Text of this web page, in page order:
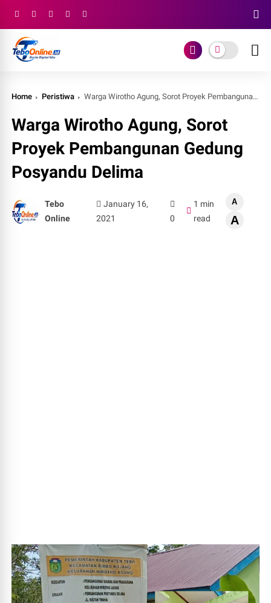
Home Peristiwa Warga Wirotho Agung, Sorot Proyek Pembangunan Gedung Posyandu Delima
Warga Wirotho Agung, Sorot
Proyek Pembangunan Gedung
Posyandu Delima
Tebo
Online
January 16,
2021
0
1 min
read
A
A